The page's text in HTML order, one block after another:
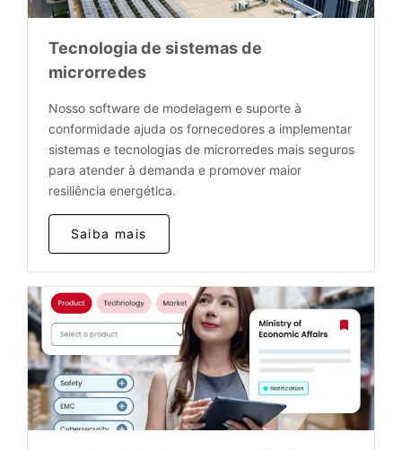
Tecnologia de sistemas de
microrredes
Nosso software de modelagem e suporte à
conformidade ajuda os fornecedores a implementar
sistemas e tecnologias de microrredes mais seguros
para atender à demanda e promover maior
resiliência energética.
Saiba mais